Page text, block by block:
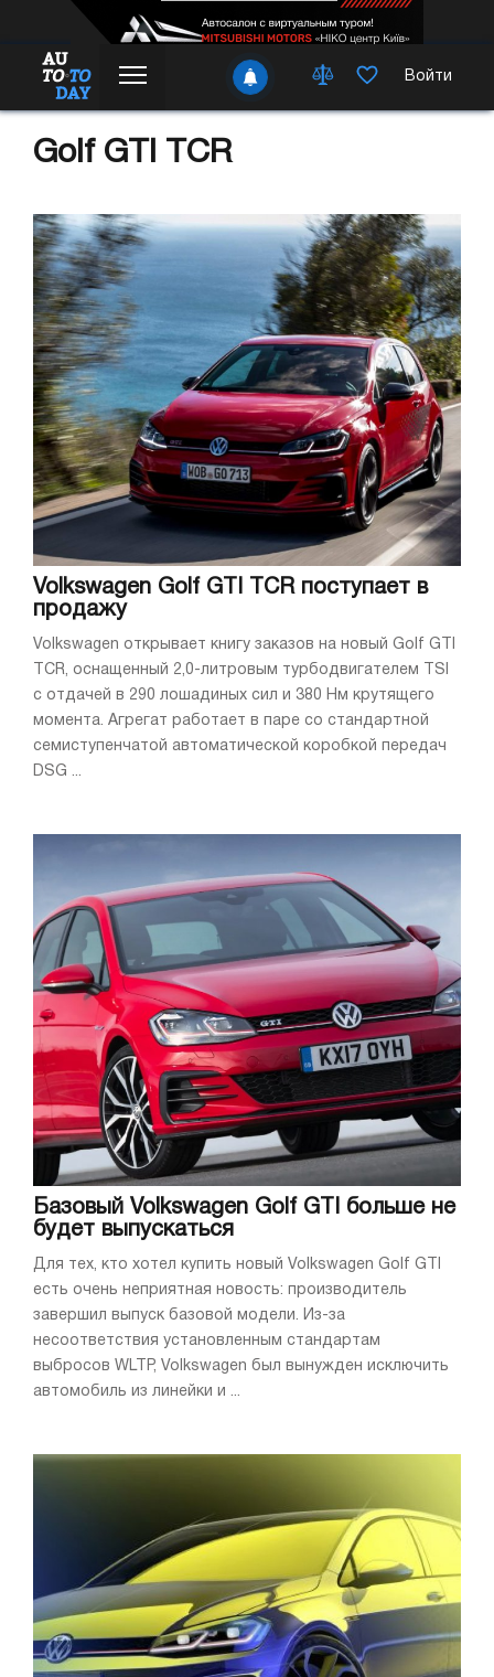
Войти
Golf GTI TCR
Volkswagen Golf GTI TCR поступает в
продажу
Volkswagen открывает книгу заказов на новый Golf GTI
TCR, оснащенный 2,0-литровым турбодвигателем TSI
с отдачей в 290 лошадиных сил и 380 Нм крутящего
момента. Агрегат работает в паре со стандартной
семиступенчатой автоматической коробкой передач
DSG ...
Базовый Volkswagen Golf GTI больше не
будет выпускаться
Для тех, кто хотел купить новый Volkswagen Golf GTI
есть очень неприятная новость: производитель
завершил выпуск базовой модели. Из-за
несоответствия установленным стандартам
выбросов WLTP, Volkswagen был вынужден исключить
автомобиль из линейки и ...